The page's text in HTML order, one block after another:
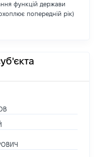
функцій держави
попередній рік)